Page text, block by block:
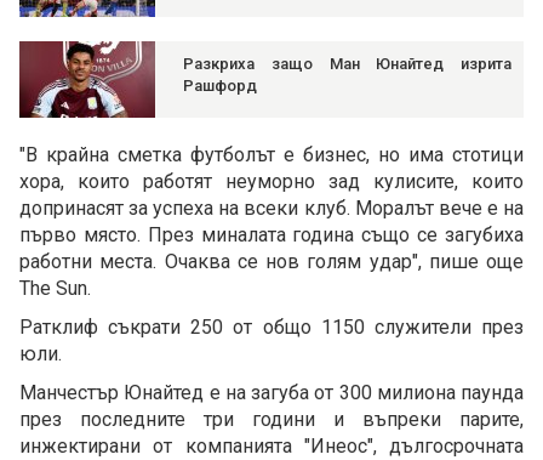
Разкриха защо Ман Юнайтед изрита
Рашфорд
"В крайна сметка футболът е бизнес, но има стотици
хора, които работят неуморно зад кулисите, които
допринасят за успеха на всеки клуб. Моралът вече е на
първо място. През миналата година също се загубиха
работни места. Очаква се нов голям удар", пише още
The Sun.
Ратклиф съкрати 250 от общо 1150 служители през
юли.
Манчестър Юнайтед е на загуба от 300 милиона паунда
през последните три години и въпреки парите,
инжектирани от компанията "Инеос", дългосрочната